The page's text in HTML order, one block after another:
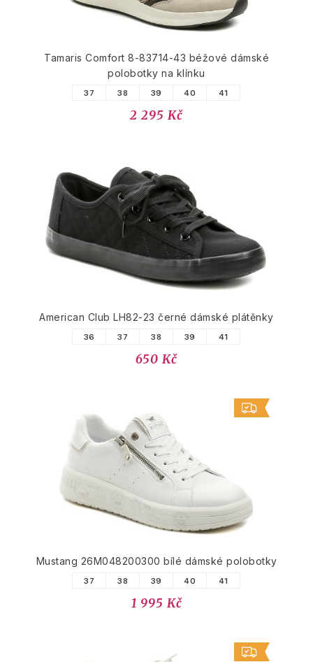
Tamaris Comfort 8-83714-43 béžové dámské
polobotky na klínku
37 38 39 40 41
2 295 Kč
American Club LH82-23 černé dámské plátěnky
36 37 38 39 41
650 Kč
Mustang 26M048200300 bílé dámské polobotky
37 38 39 40 41
1 995 Kč